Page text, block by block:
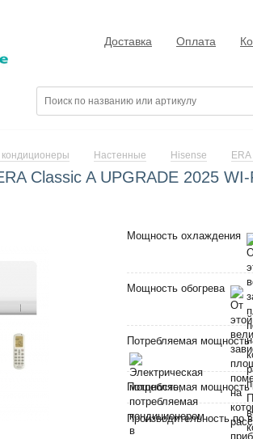
Доставка Оплата
Настенные Hisense
Classic A UPGRADE 2025
Мощность охлаждения
Мощность обогрева
Потребляемая
Потребляемая мощность
Производительность по